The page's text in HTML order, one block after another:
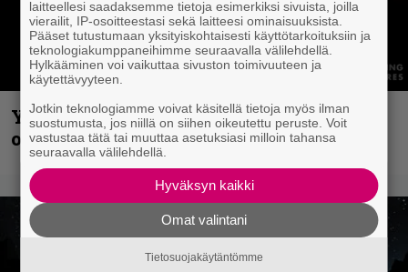
Yngwie Malmsteen iskee jälleen – Now
or Never -single tulevalta levyltä julki
laitteellesi saadaksemme tietoja esimerkiksi sivuista, joilla
vierailit, IP-osoitteestasi sekä laitteesi ominaisuuksista.
Pääset tutustumaan yksityiskohtaisesti käyttötarkoituksiin ja
teknologiakumppaneihimme seuraavalla välilehdellä.
Hylkääminen voi vaikuttaa sivuston toimivuuteen ja
käytettävyyteen.
Jotkin teknologiamme voivat käsitellä tietoja myös ilman
suostumusta, jos niillä on siihen oikeutettu peruste. Voit
vastustaa tätä tai muuttaa asetuksiasi milloin tahansa
seuraavalla välilehdellä.
Hyväksyn kaikki
Omat valintani
Tietosuojakäytäntömme